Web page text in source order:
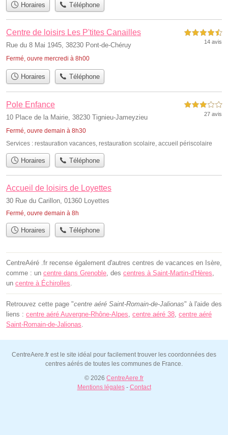
Horaires Téléphone
Centre de loisirs Les P'tites Canailles
Rue du 8 Mai 1945, 38230 Pont-de-Chéruy
Fermé, ouvre mercredi à 8h00
4,5 étoiles sur 5
14 avis
Horaires Téléphone
Pole Enfance
10 Place de la Mairie, 38230 Tignieu-Jameyzieu
Fermé, ouvre demain à 8h30
3,0 étoiles sur 5
27 avis
Services : restauration vacances restauration scolaire accueil périscolaire
Horaires Téléphone
Accueil de loisirs de Loyettes
30 Rue du Carillon, 01360 Loyettes
Fermé, ouvre demain à 8h
Horaires Téléphone
CentreAéré .fr recense également d'autres centres de vacances en Isère,
comme : un centre dans Grenoble, des centres à Saint-Martin-d'Hères,
un centre à Échirolles.
Retrouvez cette page "centre aéré Saint-Romain-de-Jalionas" à l'aide des
liens : centre aéré Auvergne-Rhône-Alpes, centre aéré 38, centre aéré
Saint-Romain-de-Jalionas.
CentreAere.fr est le site idéal pour facilement trouver les coordonnées des
centres aérés de toutes les communes de France.
© 2026 CentreAere.fr
Mentions légales- Contact